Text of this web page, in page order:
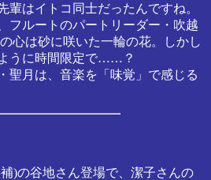
輩はイトコ同士だったんですね。
フルートのパートリーダー・吹越
心は砂に咲いた一輪の花。しかし
うに時間限定で……？
聖月は、音楽を「味覚」で感じる
)の谷地さん登場で、潔子さんの